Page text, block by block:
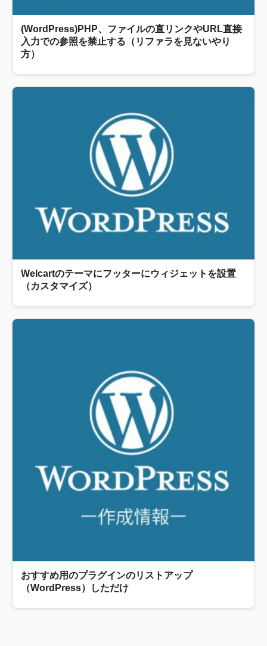
(WordPress)PHP、ファイルの直リンクやURL直接
入力での参照を禁止する（リファラを見ないやり
方）
Welcartのテーマにフッターにウィジェットを設置
（カスタマイズ）
おすすめ用のプラグインのリストアップ
（WordPress）しただけ